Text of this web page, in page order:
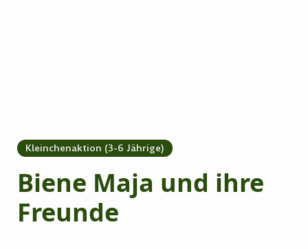
Kleinchenaktion (3-6 Jährige)
Biene Maja und ihre
Freunde